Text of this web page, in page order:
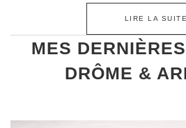
LIRE LA SUITE
MES
DRÔME &